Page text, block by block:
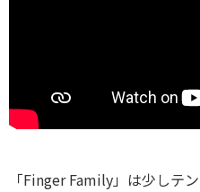
「Finger Family」は少しテ